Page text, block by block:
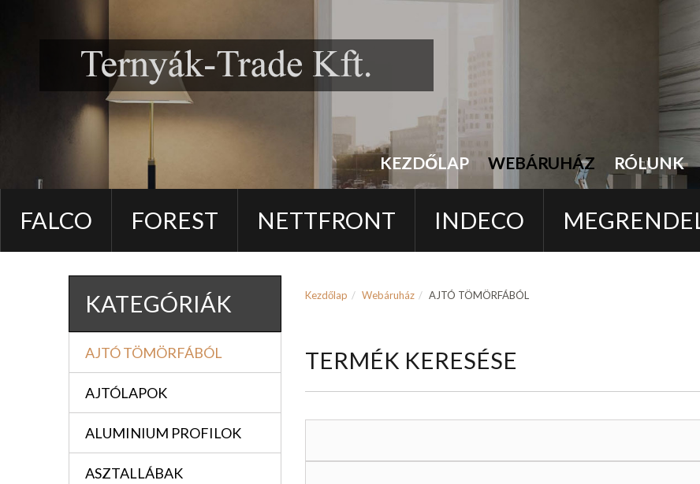
KEZDŐLAP WEBÁRUHÁZ RÓLUNK
FALCO FOREST NETTFRONT INDECO
KATEGÓRIÁK
AJTÓ TÖMÖRFÁBÓL
AJTÓLAPOK
ALUMINIUM PROFILOK
ASZTALLÁBAK
Kezdőlap Webáruház AJTÓ TÖMÖRFÁBÓL
TERMÉK KERESÉSE